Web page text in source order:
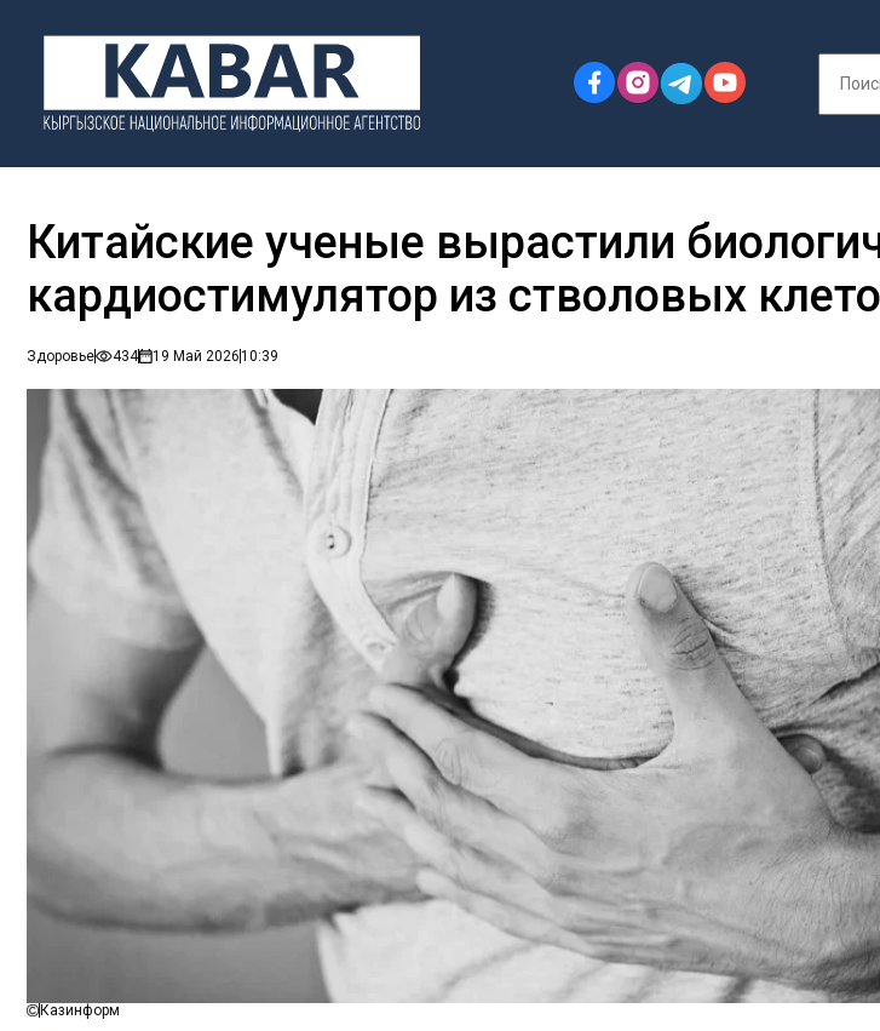
Китайские ученые вырастили
кардиостимулятор из стволовых
Здоровье 434 19 Май 202610:39
Казинформ